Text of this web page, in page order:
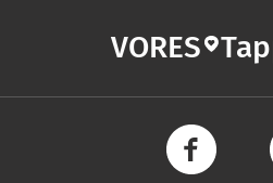
VORES